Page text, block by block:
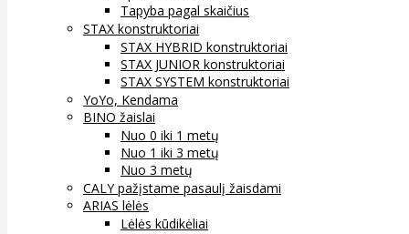
Tapyba pagal skaičius
STAX konstruktoriai
STAX HYBRID konstruktoriai
STAX JUNIOR konstruktoriai
STAX SYSTEM konstruktoriai
YoYo, Kendama
BINO žaislai
Nuo 0 iki 1 metų
Nuo 1 iki 3 metų
Nuo 3 metų
CALY pažįstame pasaulį žaisdami
ARIAS lėlės
Lėlės kūdikėliai